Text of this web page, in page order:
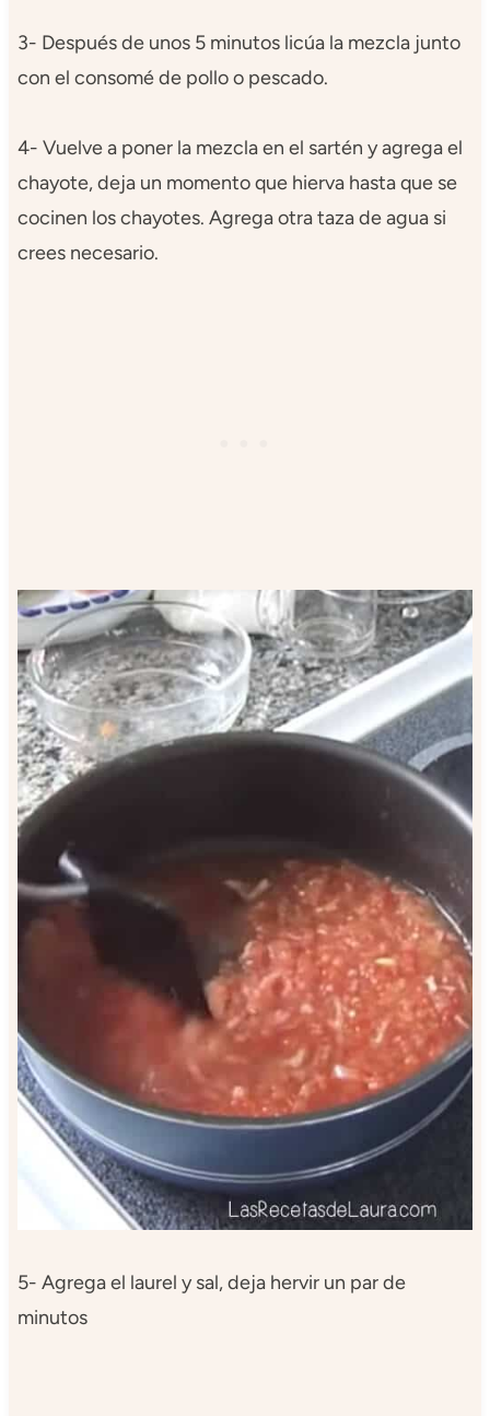
3- Después de unos 5 minutos licúa la mezcla junto
con el consomé de pollo o pescado.
4- Vuelve a poner la mezcla en el sartén y agrega el
chayote, deja un momento que hierva hasta que se
cocinen los chayotes. Agrega otra taza de agua si
crees necesario.
5- Agrega el laurel y sal, deja hervir un par de
minutos